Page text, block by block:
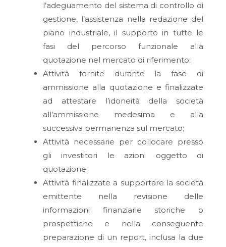
l’adeguamento del sistema di controllo di
gestione, l’assistenza nella redazione del
piano industriale, il supporto in tutte le
fasi del percorso funzionale alla
quotazione nel mercato di riferimento;
Attività fornite durante la fase di
ammissione alla quotazione e finalizzate
ad attestare l’idoneità della società
all’ammissione medesima e alla
successiva permanenza sul mercato;
Attività necessarie per collocare presso
gli investitori le azioni oggetto di
quotazione;
Attività finalizzate a supportare la società
emittente nella revisione delle
informazioni finanziarie storiche o
prospettiche e nella conseguente
preparazione di un report, inclusa la due